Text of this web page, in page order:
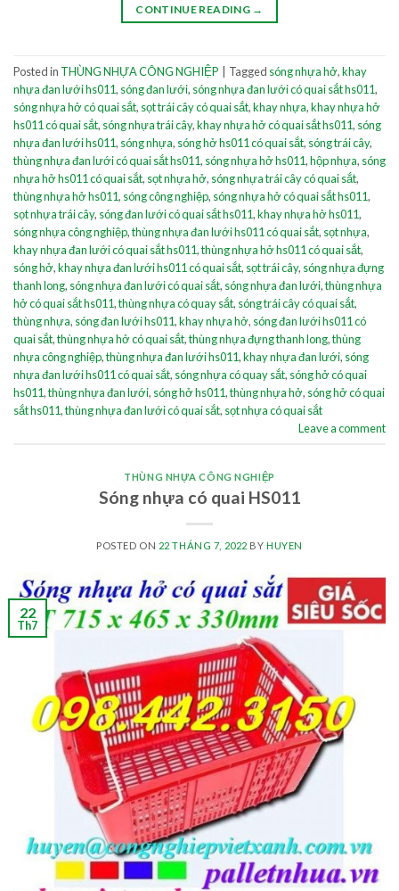
CONTINUE READING →
Posted in THÙNG NHỰA CÔNG NGHIỆP Tagged sóng nhựa hở,khay
nhựa đan lưới hs011, sóng đan lưới, sóng nhựa đan lưới có quai sắt hs011,
sóng nhựa hở có quai sắt, sọt trái cây có quai sắt,khay nhựa,khay nhựa hở
hs011 có quai sắt, sóng nhựa trái cây,khay nhựa hở có quai sắt hs011, sóng
nhựa đan lưới hs011, sóng nhựa, sóng hở hs011 có quai sắt, sóng trái cây,
thùng nhựa đan lưới có quai sắt hs011, sóng nhựa hở hs011,hộp nhựa, sóng
nhựa hở hs011 có quai sắt, sọt nhựa hở, sóng nhựa trái cây có quai sắt,
thùng nhựa hở hs011, sóng công nghiệp, sóng nhựa hở có quai sắt hs011,
sọt nhựa trái cây, sóng đan lưới có quai sắt hs011,khay nhựa hở hs011,
sóng nhựa công nghiệp,thùng nhựa đan lưới hs011 có quai sắt, sọt nhựa,
khay nhựa đan lưới có quai sắt hs011,thùng nhựa hở hs011 có quai sắt,
sóng hở,khay nhựa đan lưới hs011 có quai sắt, sọt trái cây, sóng nhựa đựng
thanh long, sóng nhựa đan lưới có quai sắt, sóng nhựa đan lưới,thùng nhựa
hở có quai sắt hs011,thùng nhựa có quay sắt, sóng trái cây có quai sắt,
thùng nhựa, sóng đan lưới hs011,khay nhựa hở, sóng đan lưới hs011 có
quai sắt,thùng nhựa hở có quai sắt,thùng nhựa đựng thanh long,thùng
nhựa công nghiệp,thùng nhựa đan lưới hs011,khay nhựa đan lưới, sóng
nhựa đan lưới hs011 có quai sắt, sóng nhựa có quay sắt, sóng hở có quai
hs011,thùng nhựa đan lưới, sóng hở hs011,thùng nhựa hở, sóng hở có quai
sắt hs011,thùng nhựa đan lưới có quai sắt, sọt nhựa có quai sắt
Leave a comment
THÙNG NHỰA CÔNG NGHIỆP
Sóng nhựa có quai HS011
POSTED ON 22 THÁNG 7, 2022 BY HUYEN
22
Th7